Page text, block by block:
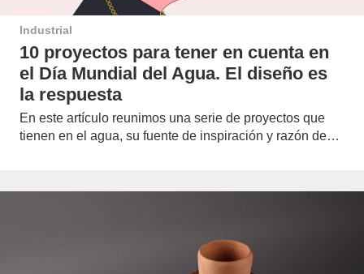
Industrial
10 proyectos para tener en cuenta en
el Día Mundial del Agua. El diseño es
la respuesta
En este artículo reunimos una serie de proyectos que
tienen en el agua, su fuente de inspiración y razón de…